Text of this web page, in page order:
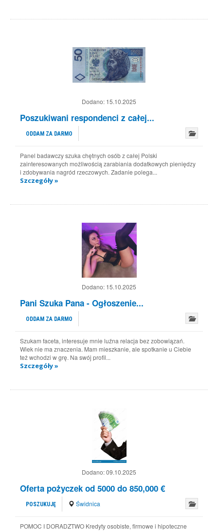
Dodano: 15.10.2025
Poszukiwani respondenci z całej...
ODDAM ZA DARMO
Panel badawczy szuka chętnych osób z całej Polski
zainteresowanych możliwością zarabiania dodatkowych pieniędzy
i zdobywania nagród rzeczowych. Zadanie polega...
Szczegóły »
Dodano: 15.10.2025
Pani Szuka Pana - Ogłoszenie...
ODDAM ZA DARMO
Szukam faceta, interesuje mnie luźna relacja bez zobowiązań.
Wiek nie ma znaczenia. Mam mieszkanie, ale spotkanie u Ciebie
też wchodzi w grę. Na swój profil...
Szczegóły »
Dodano:09.10.2025
Oferta pożyczek od 5000 do 850,000 €
POSZUKUJĘ Świdnica
POMOC I DORADZTWO Kredyty osobiste, firmowe i hipoteczne